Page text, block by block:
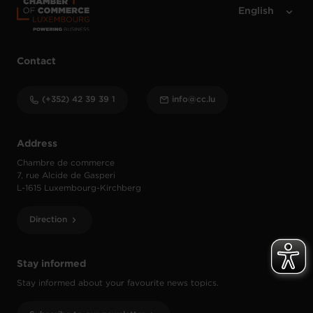
Stay informed
Stay informed about your favourite news topics.
Address
Chambre de commerce
7, rue Alcide de Gasperi
L-1615 Luxembourg-Kirchberg
Direction
Contact
(+352) 42 39 39 1 info@cc.lu